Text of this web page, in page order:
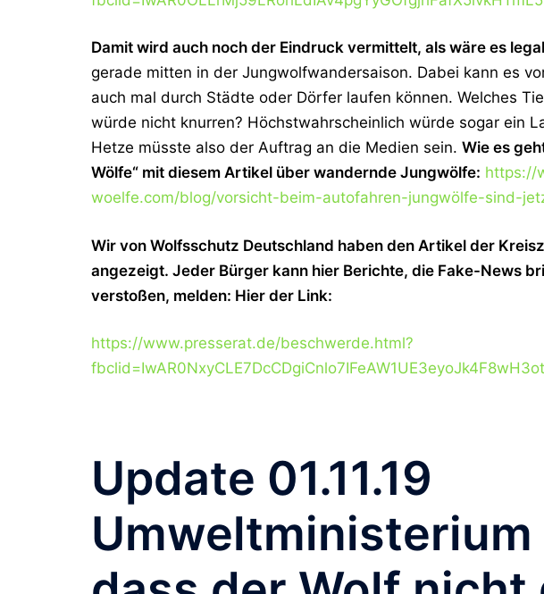
Damit wird auch noch der Eindruck vermittelt, als wäre es
gerade mitten in der Jungwolfwandersaison. Dabei kann es
auch mal durch Städte oder Dörfer laufen können. Welches
würde nicht knurren? Höchstwahrscheinlich würde sogar ein
Hetze müsste also der Auftrag an die Medien sein. Wie es
Wölfe“ mit diesem Artikel über wandernde Jungwölfe: https://
woelfe.com/blog/vorsicht-beim-autofahren-jungwölfe-sind-
Wir von Wolfsschutz Deutschland haben den Artikel der
angezeigt. Jeder Bürger kann hier Berichte, die Fake-News
verstoßen, melden: Hier der Link:
https://www.presserat.de/beschwerde.html?
Update 01.11.19
Umweltministerium